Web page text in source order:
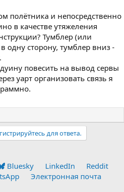
полётника и непосредственно
в качестве утяжеления
Тумблер (или
одну сторону, тумблер вниз -
повесить на вывод сервы
уарт организовать связь я
для ответа.
Bluesky LinkedIn
Reddit
Электронная почта